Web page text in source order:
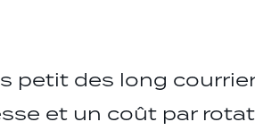
petit des long
et un coût par